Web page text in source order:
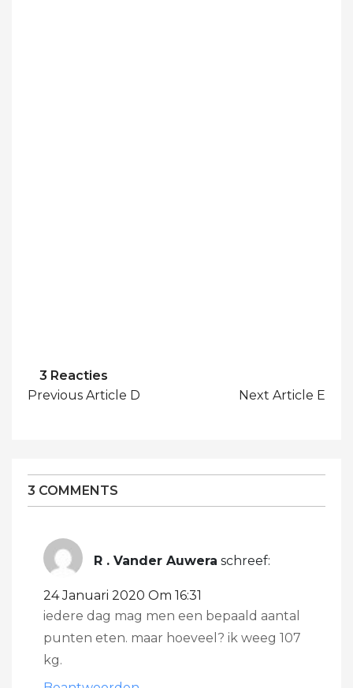
3 Reacties
Weight
Bericht
Previous Article D Next Article E
3 COMMENTS
R . Vander Auwera schreef:
24 Januari 2020 Om 16:31
iedere dag mag men een bepaald aantal
punten eten. maar hoeveel? ik weeg 107
kg.